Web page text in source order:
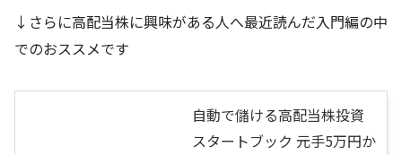
↓さらに高配当株に興味がある人へ最近読んだ入門編の中
でのおススメです
自動で儲ける高配当株投資
スタートブック 元手5万円か